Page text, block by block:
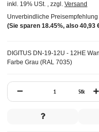
DIGITUS DN-19-12U - 12HE
Farbe Grau (RAL 7035)
inkl. 19% USt. , zzgl. Versand
Unverbindliche
(Sie sparen 18.45%, also 40,93
Stk